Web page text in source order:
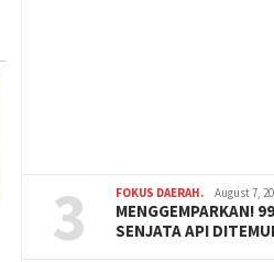
3 FOKUS DAERAH. August 7,
MENGGEMPARKAN!
SENJATA API